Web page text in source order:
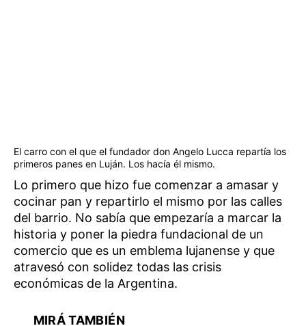
El carro con el que el fundador don Angelo Lucca repartía los
primeros panes en Luján. Los hacía él mismo.
Lo primero que hizo fue comenzar a amasar y
cocinar pan y repartirlo el mismo por las calles
del barrio. No sabía que empezaría a marcar la
historia y poner la piedra fundacional de un
comercio que es un emblema lujanense y que
atravesó con solidez todas las crisis
económicas de la Argentina.